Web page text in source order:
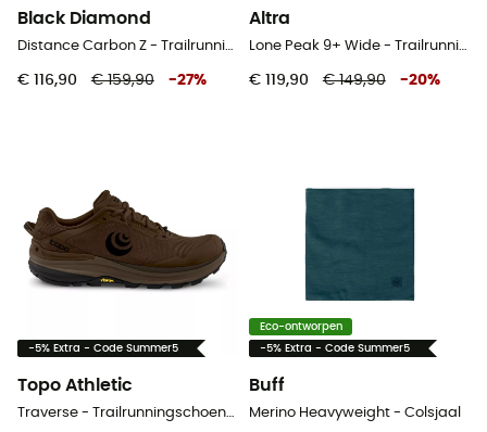
Black Diamond
€ 116,90 € 159,90 -27%
Altra
€ 119,90 € 149,90 -20%
-5% Extra - Code Summer5
Topo Athletic
Eco-ontworpen
-5% Extra - Code Summer5
Buff
Merino Heavyweight - Colsjaal